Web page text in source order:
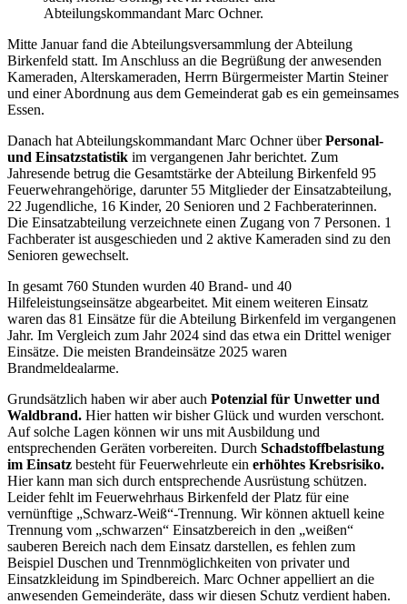
Mitte Januar fand die Abteilungsversammlung der Abteilung
Birkenfeld statt. Im Anschluss an die Begrüßung der anwesenden
Kameraden, Alterskameraden, Herrn Bürgermeister Martin Steiner
und einer Abordnung aus dem Gemeinderat gab es ein gemeinsames
Essen.
Danach hat Abteilungskommandant Marc Ochner überPersonal-
und Einsatzstatistik im vergangenen Jahr berichtet. Zum
Jahresende betrug die Gesamtstärke der Abteilung Birkenfeld 95
Feuerwehrangehörige, darunter 55 Mitglieder der Einsatzabteilung,
22 Jugendliche, 16 Kinder, 20 Senioren und 2 Fachberaterinnen.
Die Einsatzabteilung verzeichnete einen Zugang von 7 Personen. 1
Fachberater ist ausgeschieden und 2 aktive Kameraden sind zu den
Senioren gewechselt.
In gesamt 760 Stunden wurden 40 Brand- und 40
Hilfeleistungseinsätze abgearbeitet. Mit einem weiteren Einsatz
waren das 81 Einsätze für die Abteilung Birkenfeld im vergangenen
Jahr. Im Vergleich zum Jahr 2024 sind das etwa ein Drittel weniger
Einsätze. Die meisten Brandeinsätze 2025 waren
Brandmeldealarme.
Grundsätzlich haben wir aber auch Potenzial für Unwetter und
Waldbrand. Hier hatten wir bisher Glück und wurden verschont.
Auf solche Lagen können wir uns mit Ausbildung und
entsprechenden Geräten vorbereiten. Durch Schadstoffbelastung
im Einsatz besteht für Feuerwehrleute ein erhöhtes Krebsrisiko.
Hier kann man sich durch entsprechende Ausrüstung schützen.
Leider fehlt im Feuerwehrhaus Birkenfeld der Platz für eine
vernünftige „Schwarz-Weiß“-Trennung. Wir können aktuell keine
Trennung vom „schwarzen“ Einsatzbereich in den „weißen“
sauberen Bereich nach dem Einsatz darstellen, es fehlen zum
Beispiel Duschen und Trennmöglichkeiten von privater und
Einsatzkleidung im Spindbereich. Marc Ochner appelliert an die
anwesenden Gemeinderäte, dass wir diesen Schutz verdient haben.